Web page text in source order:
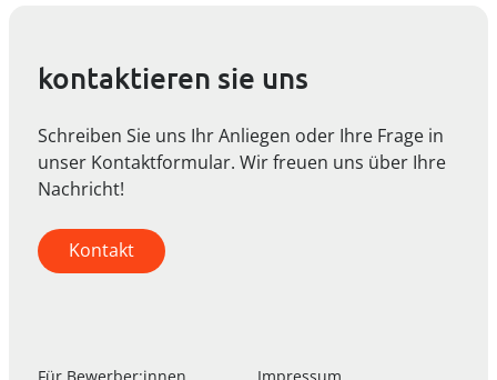
kontaktieren sie uns
Schreiben Sie uns Ihr Anliegen oder Ihre Frage in
unser Kontaktformular. Wir freuen uns über Ihre
Nachricht!
Kontakt
Für Bewerber:innen
Impressum